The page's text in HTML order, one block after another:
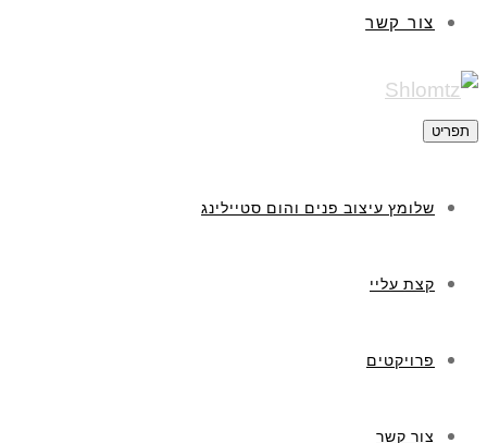
צור קשר
תפריט
שלומץ עיצוב פנים והום סטיילינג
קצת עליי
פרויקטים
צור קשר